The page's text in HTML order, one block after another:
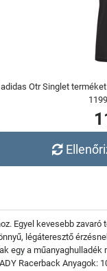
Otr Singlet
Egyel kevesebb
légáteresztő
egy a
Racerback